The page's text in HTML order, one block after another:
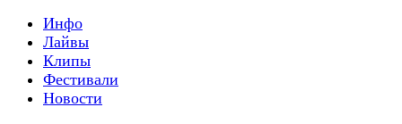
Инфо
Лайвы
Клипы
Фестивали
Новости